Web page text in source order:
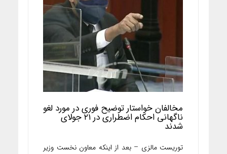
مخالفان خواستار توضیح فوری در مورد لغو
ناگهانی احکام اضطراری در ۲۱ جولای
شدند
توریست مالزی – بعد از اینکه معاون نخست وزیر